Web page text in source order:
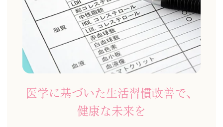
医学に基づいた生活習慣改善で、
健康な未来を